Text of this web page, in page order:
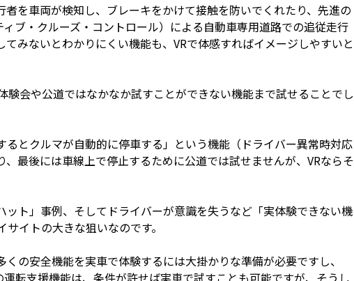
を車両が検知し、ブレーキをかけて接触を防いでくれたり、先進の
ブ・クルーズ・コントロール）による自動車専用道路での追従走行
みないとわかりにくい機能も、VRで体感すればイメージしやすいと
験会や公道ではなかなか試すことができない機能まで試せることでし
とクルマが自動的に停車する」という機能（ドライバー異常時対応
最後には車線上で停止するために公道では試せませんが、VRならそ
ト」事例、そしてドライバーが意識を失うなど「実体験できない機
イトの大きな狙いなのです。
の安全機能を実車で体験するには大掛かりな準備が必要ですし、
転支援機能は、条件が許せば実車で試すことも可能ですが、そうし